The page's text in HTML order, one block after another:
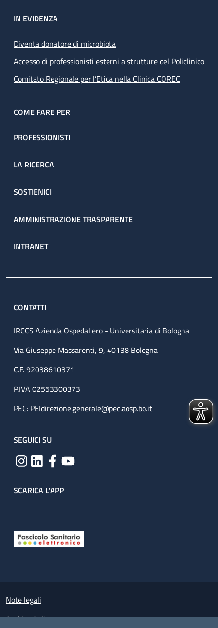
IN EVIDENZA
Diventa donatore di microbiota
Accesso di professionisti esterni a strutture del Policlinico
Comitato Regionale per l’Etica nella Clinica COREC
COME FARE PER
PROFESSIONISTI
LA RICERCA
SOSTIENICI
AMMINISTRAZIONE TRASPARENTE
INTRANET
CONTATTI
IRCCS Azienda Ospedaliero - Universitaria di Bologna
Via Giuseppe Massarenti, 9, 40138 Bologna
C.F. 92038610371
P.IVA 02553300373
PEC: PEIdirezione.generale@pec.aosp.bo.it
SEGUICI SU
SCARICA L'APP
Small prints
Note legali
Cookies Policy